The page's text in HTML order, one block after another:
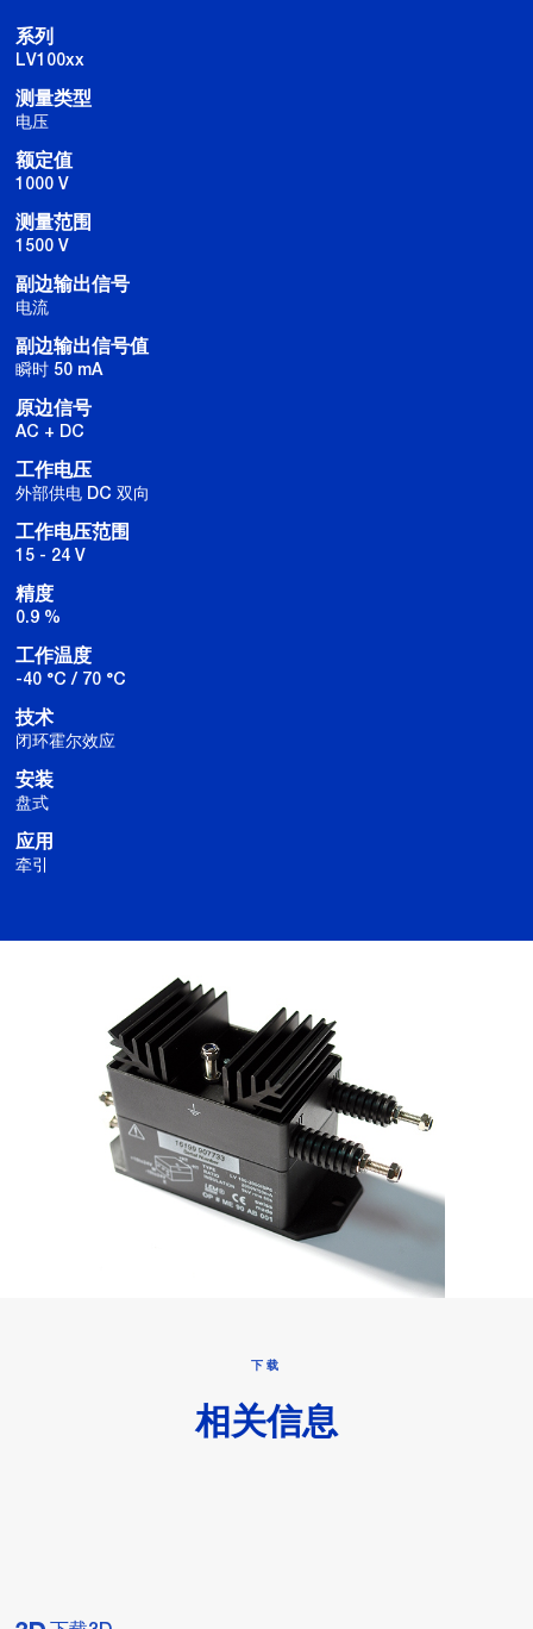
系列
LV100xx
测量类型
电压
额定值
1000 V
测量范围
1500 V
副边输出信号
电流
副边输出信号值
瞬时 50 mA
原边信号
AC + DC
工作电压
外部供电 DC 双向
工作电压范围
15 - 24 V
精度
0.9 %
工作温度
-40 °C / 70 °C
技术
闭环霍尔效应
安装
盘式
应用
牵引
下载
相关信息